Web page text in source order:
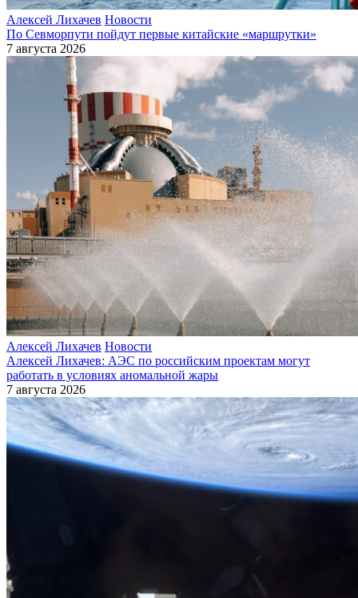
Алексей Лихачев Новости
По Севморпути пойдут первые китайские «маршрутки»
7 августа 2026
Алексей Лихачев Новости
Алексей Лихачев: АЭС по российским проектам могут
работать в условиях аномальной жары
7 августа 2026